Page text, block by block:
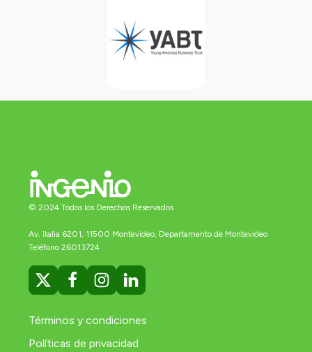
© 2024 Todos los Derechos Reservados
Av. Italia 6201, 11500 Montevideo, Departamento de Montevideo
Teléfono 26013724
Términos y condiciones
Políticas de privacidad